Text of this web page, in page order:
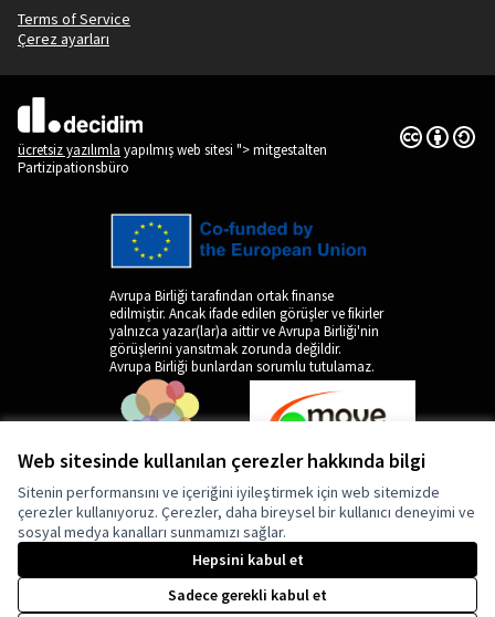
Web sitesinde kullanılan çerezler hakkında bilgi
Sitenin performansını ve içeriğini iyileştirmek için web sitemizde
çerezler kullanıyoruz. Çerezler, daha bireysel bir kullanıcı deneyimi ve
sosyal medya kanalları sunmamızı sağlar.
Hepsini kabul et
Sadece gerekli kabul et
Terms of Service
Çerez ayarları
(Dış bağlantı)
ücretsiz yazılımla yapılmış web sitesi "> mitgestalten
Partizipationsbüro
Creative
(Dış
Avrupa Birliği tarafından ortak finanse
edilmiştir. Ancak ifade edilen görüşler ve fikirler
yalnızca yazar(lar)a aittir ve Avrupa Birliği'nin
görüşlerini yansıtmak zorunda değildir.
Avrupa Birliği bunlardan sorumlu tutulamaz.
by